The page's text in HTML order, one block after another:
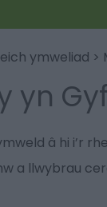
ymweliad >
yn
â hi i’r
a llwybrau